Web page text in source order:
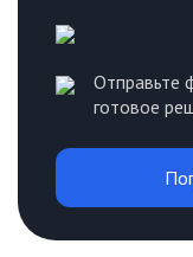
Отправьте
готовое